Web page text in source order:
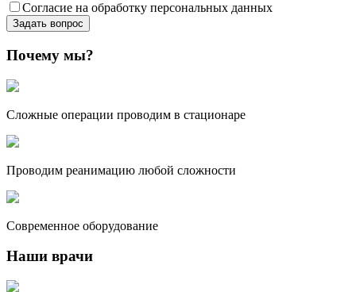
Согласие на обработку персональных данных
Почему мы?
Сложные операции проводим в стационаре
Проводим реанимацию любой сложности
Современное оборудование
Наши врачи